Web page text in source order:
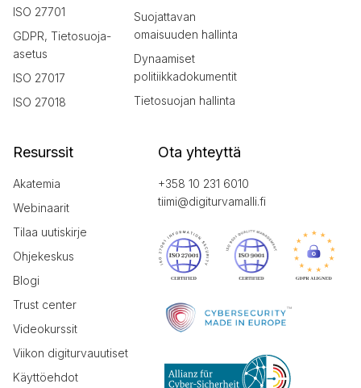
ISO 27701
GDPR, Tietosuoja-
asetus
ISO 27017
ISO 27018
Suojattavan
omaisuuden hallinta
Dynaamiset
politiikkadokumentit
Tietosuojan hallinta
Resurssit
Akatemia
Webinaarit
Tilaa uutiskirje
Ohjekeskus
Blogi
Trust center
Videokurssit
Viikon digiturvauutiset
Käyttöehdot
Ota yhteyttä
+358 10 231 6010
tiimi@digiturvamalli.fi